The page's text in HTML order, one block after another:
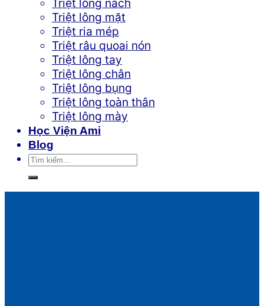
Triệt lông mặt
Triệt ria mép
Triệt râu quoai nón
Triệt lông tay
Triệt lông chân
Triệt lông bụng
Triệt lông toàn thân
Triệt lông mày
Học Viện Ami
Blog